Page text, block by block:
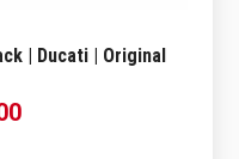
| Ducati | Original